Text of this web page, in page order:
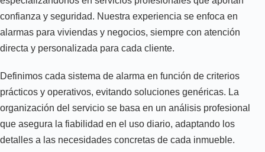
confianza y seguridad. Nuestra experiencia se enfoca en
alarmas para viviendas y negocios, siempre con atención
directa y personalizada para cada cliente.
Definimos cada sistema de alarma en función de criterios
prácticos y operativos, evitando soluciones genéricas. La
organización del servicio se basa en un análisis profesional
que asegura la fiabilidad en el uso diario, adaptando los
detalles a las necesidades concretas de cada inmueble.